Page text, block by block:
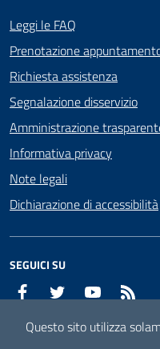
Leggi le FAQ
Prenotazione
Richiesta assistenza
Segnalazione disservizio
Amministrazione
Informativa privacy
Note legali
Dichiarazione di accessibilità
SEGUICI SU
Facebook Twitter YouTube
Questo sito utilizza